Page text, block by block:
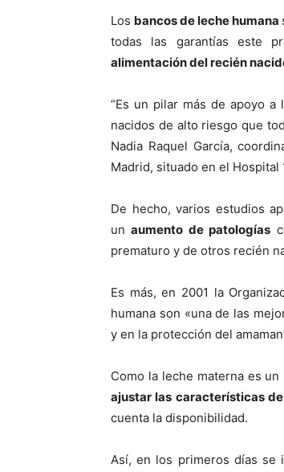
Los bancos de leche humana
todas las garantías este
alimentación del recién
“Es un pilar más de apoyo
nacidos de alto riesgo que
Nadia Raquel García,
Madrid, situado en el Hospital
De hecho, varios estudios
unaumento de patologías
prematuro y de otros recién
Es más, en 2001 la
humana son «una de las
y en la protección del
Como la leche materna es
ajustar las características
cuenta la disponibilidad.
Así, en los primeros días se